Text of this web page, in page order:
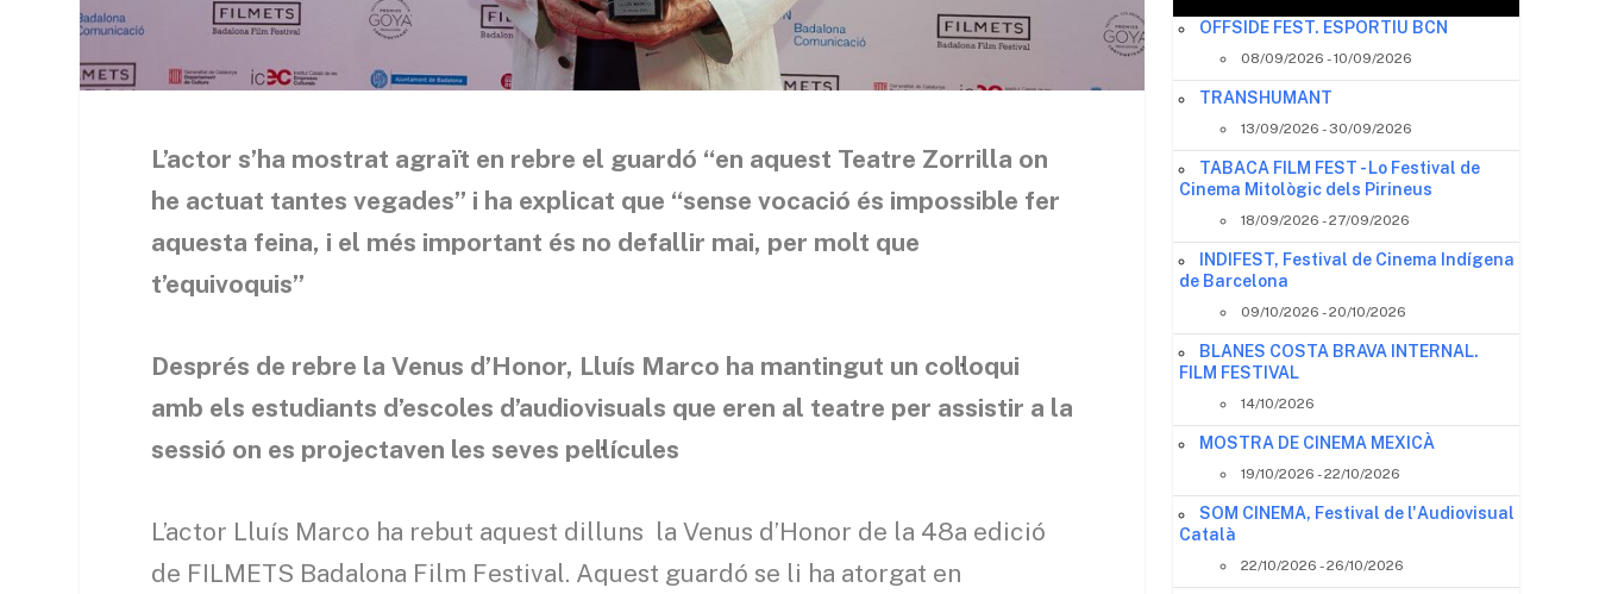
L’actor s’ha mostrat agraït en rebre el guardó “en aquest Teatre Zorrilla on
he actuat tantes vegades” i ha explicat que “sense vocació és impossible fer
aquesta feina, i el més important és no defallir mai, per molt que
t’equivoquis”
Després de rebre la Venus d’Honor, Lluís Marco ha mantingut un col·loqui
amb els estudiants d’escoles d’audiovisuals que eren al teatre per assistir a la
sessió on es projectaven les seves pel·lícules
L’actor Lluís Marco ha rebut aquest dilluns la Venus d’Honor de la 48a edició
de FILMETS Badalona Film Festival. Aquest guardó se li ha atorgat en
OFFSIDE FEST. ESPORTIU BCN
08/09/2026 - 10/09/2026
TRANSHUMANT
13/09/2026 - 30/09/2026
TABACA FILM FEST - Lo Festival de
Cinema Mitològic dels Pirineus
18/09/2026 - 27/09/2026
INDIFEST, Festival de Cinema Indígena
de Barcelona
09/10/2026 - 20/10/2026
BLANES COSTA BRAVA INTERNAL.
FILM FESTIVAL
14/10/2026
MOSTRA DE CINEMA MEXICÀ
19/10/2026 - 22/10/2026
SOM CINEMA, Festival de l'Audiovisual
Català
22/10/2026 - 26/10/2026